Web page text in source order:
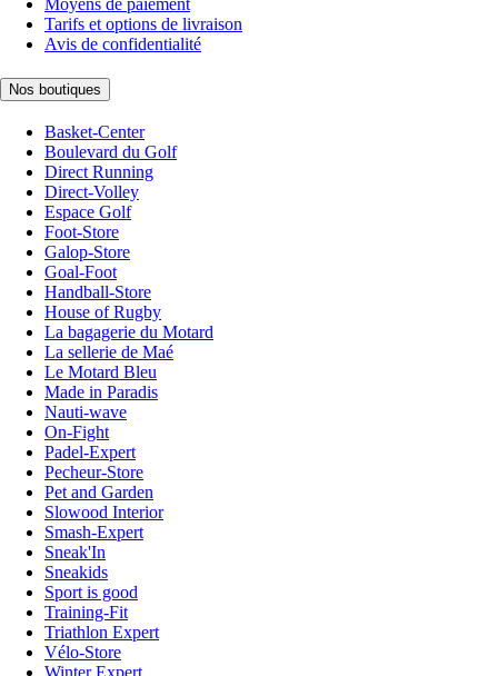
Moyens de paiement
Tarifs et options de livraison
Avis de confidentialité
Nos boutiques
Basket-Center
Boulevard du Golf
Direct Running
Direct-Volley
Espace Golf
Foot-Store
Galop-Store
Goal-Foot
Handball-Store
House of Rugby
La bagagerie du Motard
La sellerie de Maé
Le Motard Bleu
Made in Paradis
Nauti-wave
On-Fight
Padel-Expert
Pecheur-Store
Pet and Garden
Slowood Interior
Smash-Expert
Sneak'In
Sneakids
Sport is good
Training-Fit
Triathlon Expert
Vélo-Store
Winter Expert